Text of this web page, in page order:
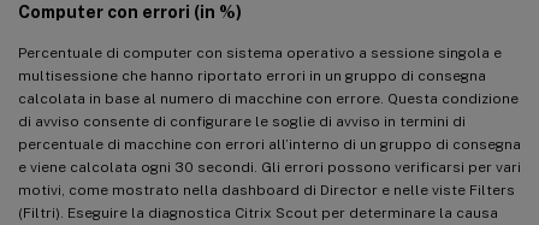
Computer con errori (in %)
Percentuale di computer con sistema operativo a sessione singola e
multisessione che hanno riportato errori in un gruppo di consegna
calcolata in base al numero di macchine con errore. Questa condizione
di avviso consente di configurare le soglie di avviso in termini di
percentuale di macchine con errori all’interno di un gruppo di consegna
e viene calcolata ogni 30 secondi. Gli errori possono verificarsi per vari
motivi, come mostrato nella dashboard di Director e nelle viste Filters
(Filtri). Eseguire la diagnostica Citrix Scout per determinare la causa